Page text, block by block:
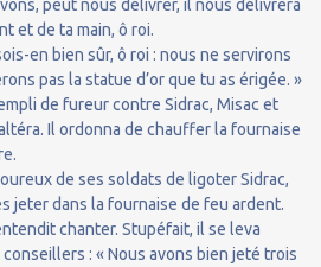
peut nous délivrer, il nous délivrera
et de ta main, ô roi.
en bien sûr, ô roi : nous ne servirons
pas la statue d’or que tu as érigée. »
de fureur contre Sidrac, Misac et
Il ordonna de chauffer la fournaise
de ses soldats de ligoter Sidrac,
jeter dans la fournaise de feu ardent.
chanter. Stupéfait, il se leva
: « Nous avons bien jeté trois